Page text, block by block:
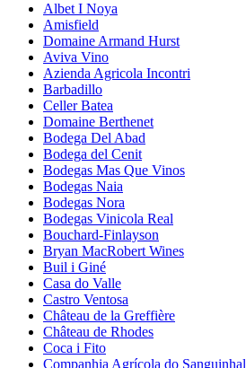
Albet I Noya
Amisfield
Domaine Armand Hurst
Aviva Vino
Azienda Agricola Incontri
Barbadillo
Celler Batea
Domaine Berthenet
Bodega Del Abad
Bodega del Cenit
Bodegas Mas Que Vinos
Bodegas Naia
Bodegas Nora
Bodegas Vinicola Real
Bouchard-Finlayson
Bryan MacRobert Wines
Buil i Giné
Casa do Valle
Castro Ventosa
Château de la Greffière
Château de Rhodes
Coca i Fito
Companhia Agrícola do Sanguinhal